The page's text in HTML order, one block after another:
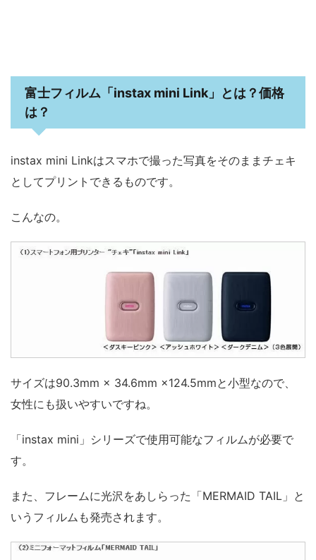
富士フィルム「instax mini Link」とは？価格
は？
instax mini Linkはスマホで撮った写真をそのままチェキ
としてプリントできるものです。
こんなの。
サイズは90.3mm × 34.6mm ×124.5mmと小型なので、
女性にも扱いやすいですね。
「instax mini」シリーズで使用可能なフィルムが必要で
す。
また、フレームに光沢をあしらった「MERMAID TAIL」と
いうフィルムも発売されます。